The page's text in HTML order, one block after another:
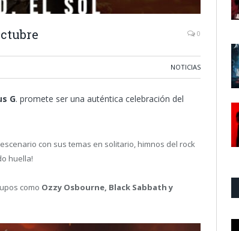
0
NOTICIAS
G. promete ser una auténtica celebración del
con sus temas en solitario, himnos del rock
huella!
como Ozzy Osbourne, Black Sabbath y